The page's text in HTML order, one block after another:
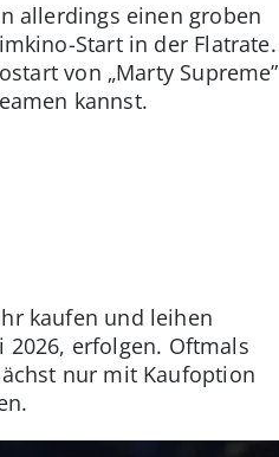
allerdings einen groben
Start in der Flatrate.
von „Marty Supreme”
kannst.
kaufen und leihen
2026, erfolgen. Oftmals
nur mit Kaufoption